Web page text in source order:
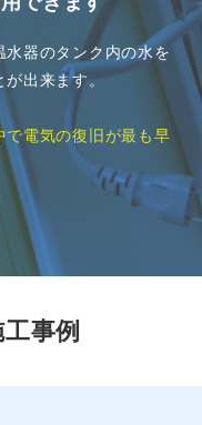
器のタンク内の水を
が出来ます。
で電気の復旧が最も早
事例